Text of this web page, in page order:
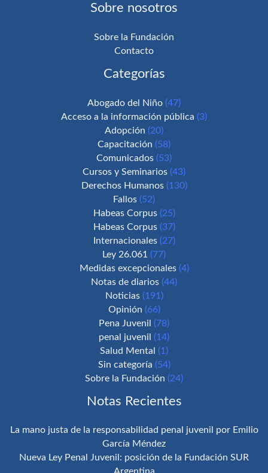
Sobre nosotros
Sobre la Fundación
Contacto
Categorías
Abogado del Niño (47)
Acceso a la información pública (3)
Adopción (20)
Capacitación (58)
Comunicados (53)
Cursos y Seminarios (43)
Derechos Humanos(130)
Fallos (52)
Habeas Corpus(25)
Habeas Corpus(37)
Internacionales(27)
Ley 26.061 (77)
Medidas excepcionales(4)
Notas de diarios (44)
Noticias(191)
Opinión (66)
Pena Juvenil (78)
penal juvenil (14)
Salud Mental (1)
Sin categoría (54)
Sobre la Fundación (24)
Notas Recientes
La mano justa de la responsabilidad penal juvenil por Emilio
García Méndez
Nueva Ley Penal Juvenil: posición de la Fundación SUR